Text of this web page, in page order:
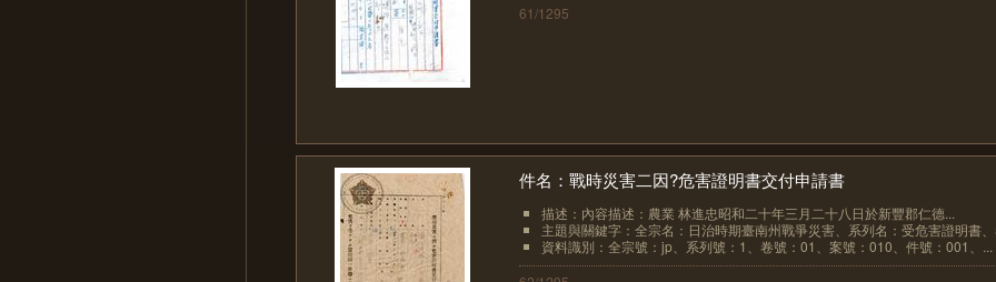
61/1295
件名：戰時災害二因?危害證明書交付申請書
描述：內容描述：農業 林進忠昭和二十年三月二十八日於新豐郡仁德...
主題與關鍵字：全宗名：日治時期臺南州戰爭災害、系列名：受危害證明書
資料識別：全宗號：jp、系列號：1、卷號：01、案號：010、件號：001、...